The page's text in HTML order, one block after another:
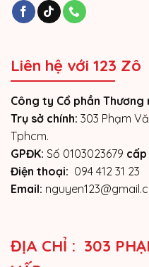
Liên hệ với 123 Zô
Công ty Cổ phần Thương
Trụ sở chính: 303 Phạm
Tphcm.
GPĐK: Số 0103023679
Điện thoại: 094 412 31 23
Email:
ĐỊA CHỈ : 303